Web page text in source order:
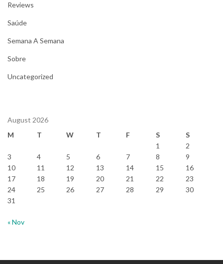
Reviews
Saúde
Semana A Semana
Sobre
Uncategorized
August 2026
M
T W T F S
S
1
2
3
4 5 6 7 8
9
10
11 12 13 14 15
16
17
18 19 20 21 22
23
24
25 26 27 28 29
30
31
« Nov